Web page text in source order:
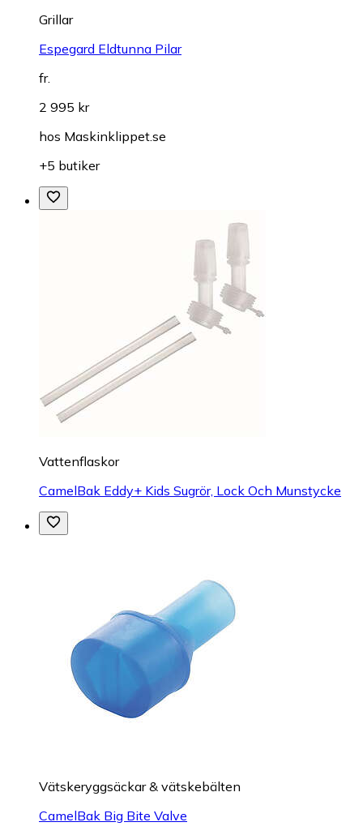
Grillar
Espegard Eldtunna Pilar
fr.
2 995 kr
hos Maskinklippet.se
+5 butiker
Vattenflaskor
CamelBak Eddy+ Kids Sugrör, Lock Och Munstycke
Vätskeryggsäckar & vätskebälten
CamelBak Big Bite Valve